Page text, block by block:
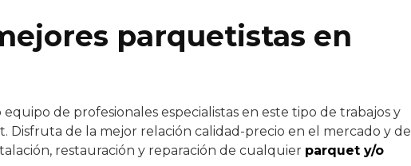
parquetistas en
de profesionales especialistas en este tipo de trabajos y
Disfruta de la mejor relación calidad-precio en el mercado y de
restauración y reparación de cualquier parquet y/o